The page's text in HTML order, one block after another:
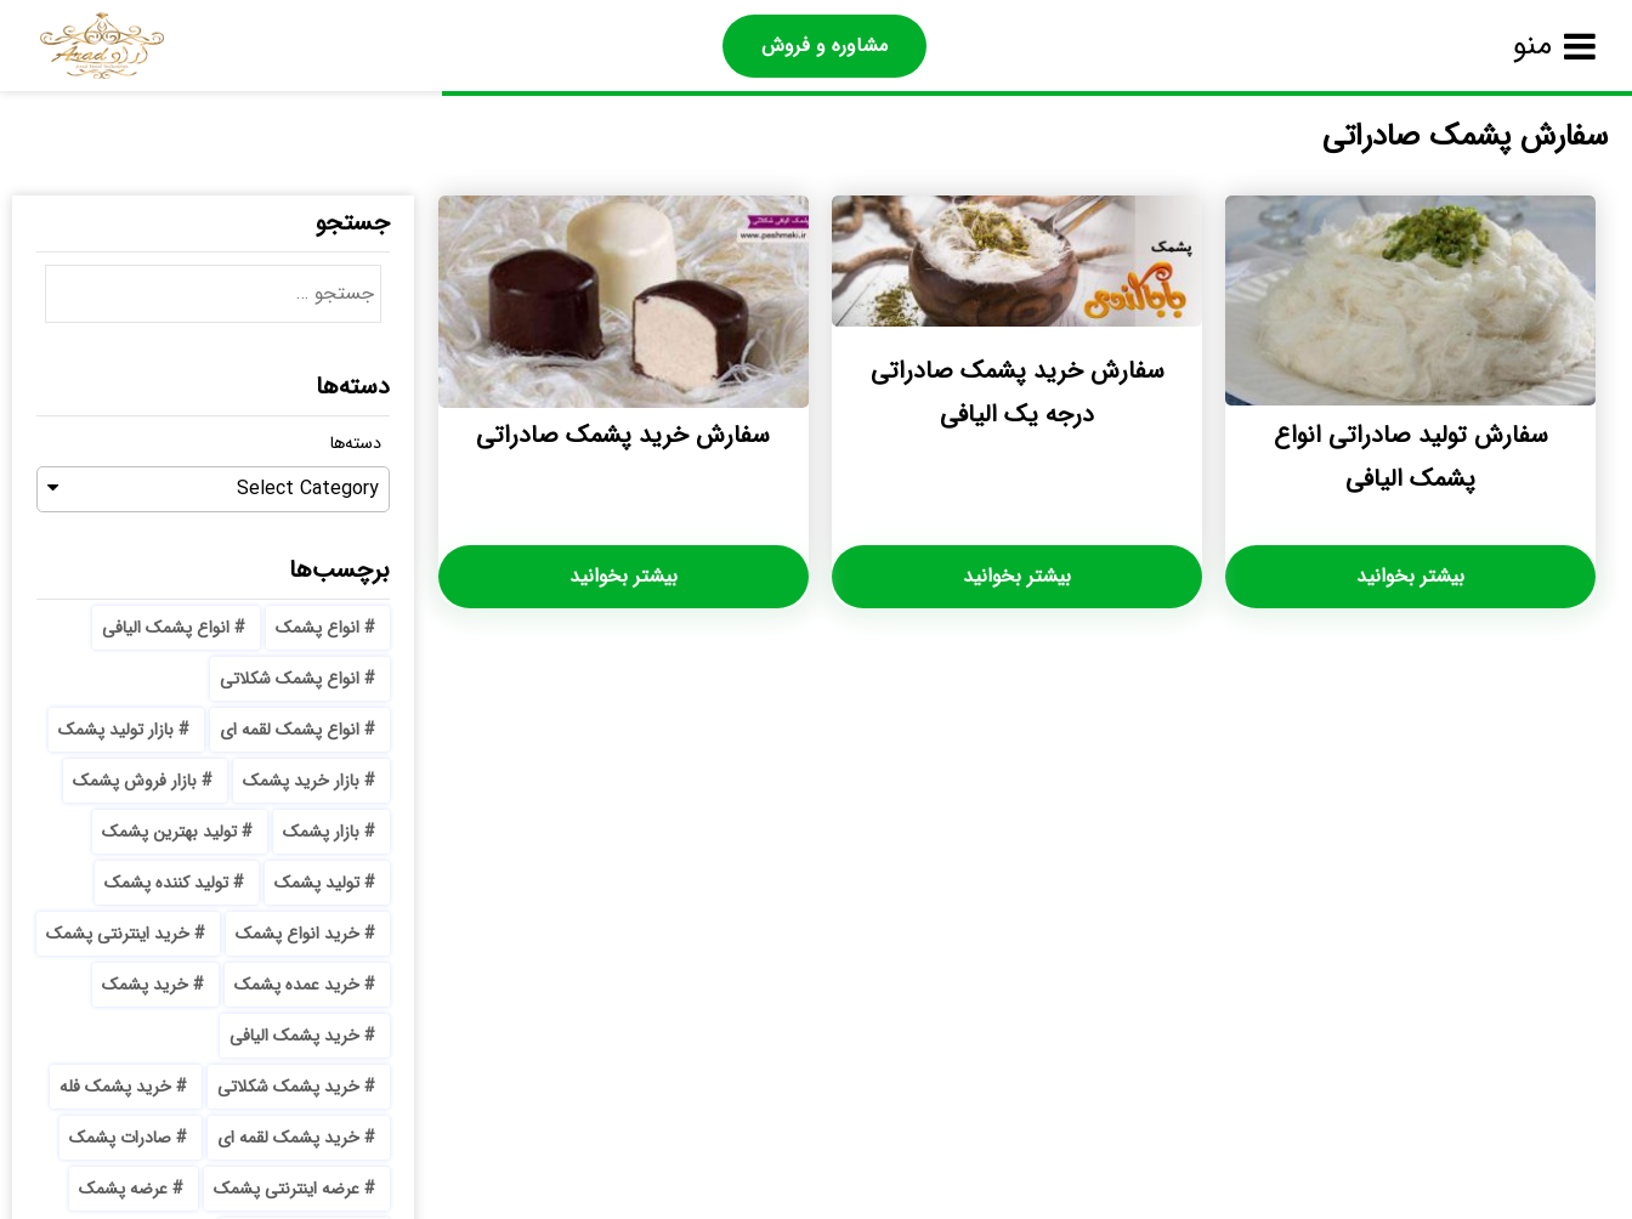
منو مشاوره و فروش
سفارش پشمک صادراتی
سفارش تولید صادراتی انواع
پشمک الیافی
بیشتر بخوانید
سفارش خرید پشمک صادراتی
درجه یک الیافی
بیشتر بخوانید
سفارش خرید پشمک صادراتی
بیشتر بخوانید
جستجو
دسته‌ها
دسته‌ها
Select Category
برچسب‌ها
انواع پشمک
انواع پشمک الیافی
انواع پشمک شکلاتی
انواع پشمک لقمه ای
بازار تولید پشمک
بازار خرید پشمک
بازار فروش پشمک
بازار پشمک
تولید بهترین پشمک
تولید پشمک
تولید کننده پشمک
خرید انواع پشمک
خرید اینترنتی پشمک
خرید عمده پشمک
خرید پشمک
خرید پشمک الیافی
خرید پشمک شکلاتی
خرید پشمک فله
خرید پشمک لقمه ای
صادرات پشمک
عرضه اینترنتی پشمک
عرضه پشمک